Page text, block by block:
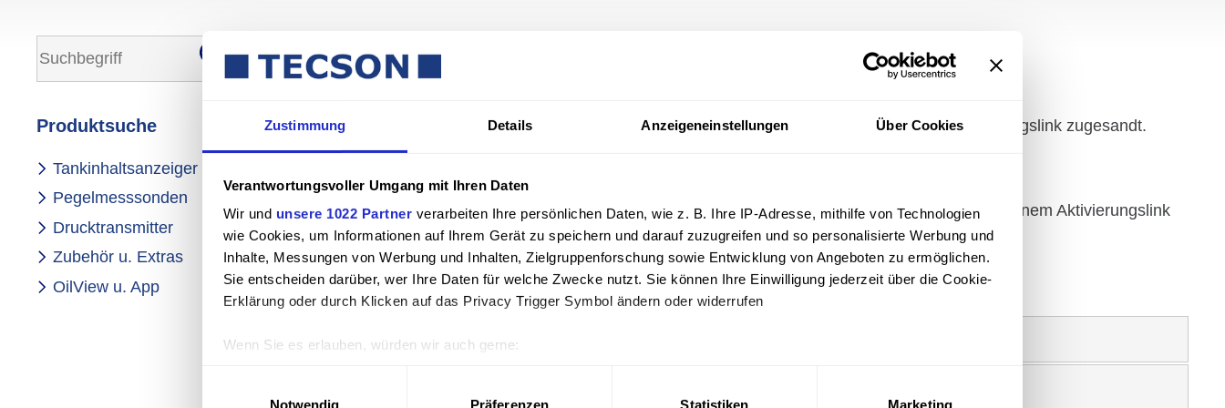
Zustimmung Details Anzeigeneinstellungen Über Cookies
Verantwortungsvoller Umgang mit Ihren Daten
Wir und unsere 1022 Partner verarbeiten Ihre persönlichen Daten, wie z. B. Ihre IP-Adresse, mithilfe von Technologien
wie Cookies, um Informationen auf Ihrem Gerät zu speichern und darauf zuzugreifen und so personalisierte Werbung und
Inhalte, Messungen von Werbung und Inhalten, Zielgruppenforschung sowie Entwicklung von Angeboten zu ermöglichen.
Sie entscheiden darüber, wer Ihre Daten für welche Zwecke nutzt. Sie können Ihre Einwilligung jederzeit über die Cookie-
Erklärung oder durch Klicken auf das Privacy Trigger Symbol ändern oder widerrufen
Wenn Sie es erlauben, würden wir auch gerne:
NEUES PASSWORT ANFORDERN
Nach dem Absenden des Formulars wird Ihnen Nutzer eine Bestä­ti­gungs-E-Mail mit einem Akti­vie­rungs­link zugesandt.
Bitte geben Sie unten Ihre E-Mail-Adresse ein. An diese Adresse wird eine Bestä­ti­gungs-E-Mail mit einem Akti­vie­rungs­link
gesendet.
Klicken Sie auf diesen Akti­vie­rungs­link, um fort­zu­fahren.
Pflichtfeld
Benutzername *
Produkt­suche
Navi­
ga­
tion
über­
springen
Tank­in­halts­an­zeiger
Pegel­mess­sonden
Druck­trans­mitter
Zubehör u. Extras
OilView u. App